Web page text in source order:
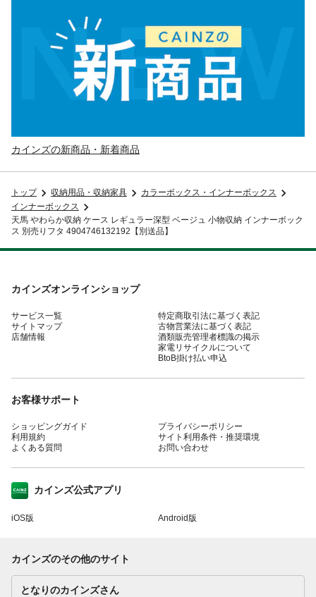
カインズの新商品・新着商品
トップ 収納用品・収納家具
カラーボックス・インナーボックス
インナーボックス
天馬 やわらか収納 ケース レギュラー深型 ベージュ 小物収納 インナーボック
ス 別売りフタ 4904746132192【別送品】
カインズオンラインショップ
サービス一覧
サイトマップ
店舗情報
特定商取引法に基づく表記
古物営業法に基づく表記
酒類販売管理者標識の掲示
家電リサイクルについて
BtoB掛け払い申込
お客様サポート
ショッピングガイド
利用規約
よくある質問
プライバシーポリシー
サイト利用条件・推奨環境
お問い合わせ
カインズ公式アプリ
iOS版 Android版
カインズのその他のサイト
となりのカインズさん